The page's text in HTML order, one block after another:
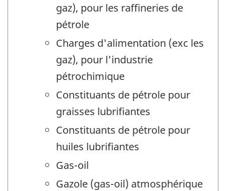
gaz), pour les raffineries de
pétrole
Charges d'alimentation (exc les
gaz), pour l'industrie
pétrochimique
Constituants de pétrole pour
graisses lubrifiantes
Constituants de pétrole pour
huiles lubrifiantes
Gas-oil
Gazole (gas-oil) atmosphérique